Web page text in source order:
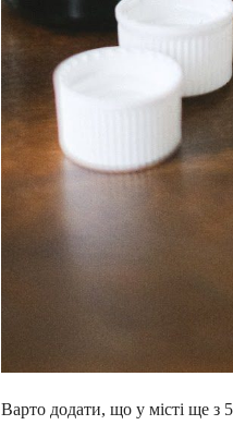
Варто додати, що у місті ще з